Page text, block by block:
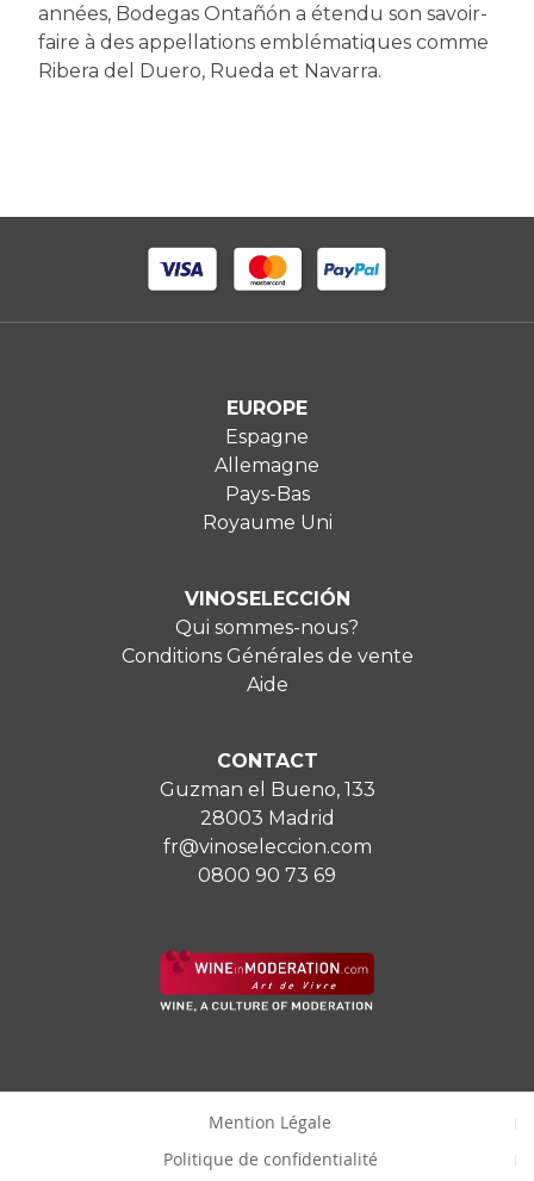
années, Bodegas Ontañón a étendu son savoir-
faire à des appellations emblématiques comme
Ribera del Duero, Rueda et Navarra.
EUROPE
Espagne
Allemagne
Pays-Bas
Royaume Uni
VINOSELECCIÓN
Qui sommes-nous?
Conditions Générales de vente
Aide
CONTACT
Guzman el Bueno, 133
28003 Madrid
fr@vinoseleccion.com
0800 90 73 69
Mention Légale
Politique de confidentialité